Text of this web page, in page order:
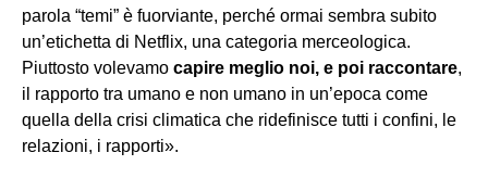
parola “temi” è fuorviante, perché ormai sembra subito
un’etichetta di Netflix, una categoria merceologica.
Piuttosto volevamo capire meglio noi, e poi raccontare,
il rapporto tra umano e non umano in un’epoca come
quella della crisi climatica che ridefinisce tutti i confini, le
relazioni, i rapporti».